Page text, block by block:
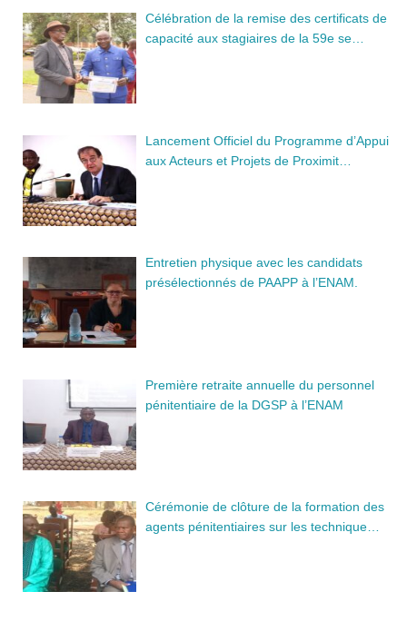
Célébration de la remise des certificats de
capacité aux stagiaires de la 59e se…
Lancement Officiel du Programme d’Appui
aux Acteurs et Projets de Proximit…
Entretien physique avec les candidats
présélectionnés de PAAPP à l’ENAM.
Première retraite annuelle du personnel
pénitentiaire de la DGSP à l’ENAM
Cérémonie de clôture de la formation des
agents pénitentiaires sur les technique…